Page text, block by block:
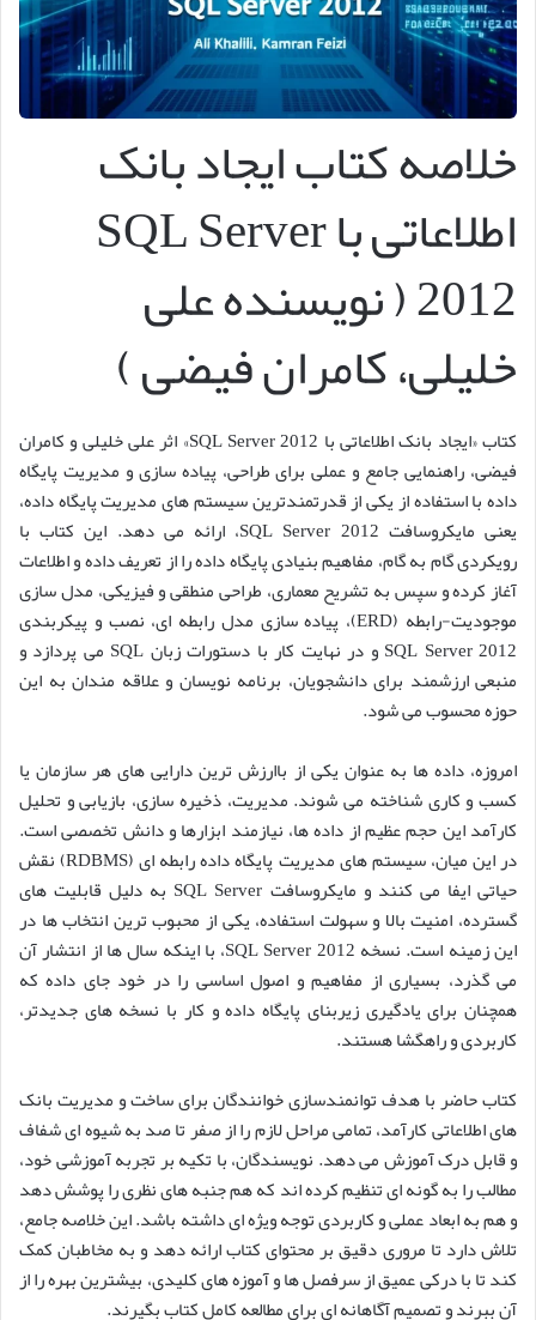
خلاصه کتاب ایجاد بانک
اطلاعاتی با SQL Server
2012 ( نویسنده علی
خلیلی، کامران فیضی )
کتاب «ایجاد بانک اطلاعاتی با SQL Server 2012» اثر علی خلیلی و کامران
فیضی، راهنمایی جامع و عملی برای طراحی، پیاده سازی و مدیریت پایگاه
داده با استفاده از یکی از قدرتمندترین سیستم های مدیریت پایگاه داده،
یعنی مایکروسافت SQL Server 2012، ارائه می دهد. این کتاب با
رویکردی گام به گام، مفاهیم بنیادی پایگاه داده را از تعریف داده و اطلاعات
آغاز کرده و سپس به تشریح معماری، طراحی منطقی و فیزیکی، مدل سازی
موجودیت-رابطه (ERD)، پیاده سازی مدل رابطه ای، نصب و پیکربندی
SQL Server 2012 و در نهایت کار با دستورات زبان SQL می پردازد و
منبعی ارزشمند برای دانشجویان، برنامه نویسان و علاقه مندان به این
حوزه محسوب می شود.
امروزه، داده ها به عنوان یکی از باارزش ترین دارایی های هر سازمان یا
کسب و کاری شناخته می شوند. مدیریت، ذخیره سازی، بازیابی و تحلیل
کارآمد این حجم عظیم از داده ها، نیازمند ابزارها و دانش تخصصی است.
در این میان، سیستم های مدیریت پایگاه داده رابطه ای (RDBMS) نقش
حیاتی ایفا می کنند و مایکروسافت SQL Server به دلیل قابلیت های
گسترده، امنیت بالا و سهولت استفاده، یکی از محبوب ترین انتخاب ها در
این زمینه است. نسخه SQL Server 2012، با اینکه سال ها از انتشار آن
می گذرد، بسیاری از مفاهیم و اصول اساسی را در خود جای داده که
همچنان برای یادگیری زیربنای پایگاه داده و کار با نسخه های جدیدتر،
کاربردی و راهگشا هستند.
کتاب حاضر با هدف توانمندسازی خوانندگان برای ساخت و مدیریت بانک
های اطلاعاتی کارآمد، تمامی مراحل لازم را از صفر تا صد به شیوه ای شفاف
و قابل درک آموزش می دهد. نویسندگان، با تکیه بر تجربه آموزشی خود،
مطالب را به گونه ای تنظیم کرده اند که هم جنبه های نظری را پوشش دهد
و هم به ابعاد عملی و کاربردی توجه ویژه ای داشته باشد. این خلاصه جامع،
تلاش دارد تا مروری دقیق بر محتوای کتاب ارائه دهد و به مخاطبان کمک
کند تا با درکی عمیق از سرفصل ها و آموزه های کلیدی، بیشترین بهره را از
آن ببرند و تصمیم آگاهانه ای برای مطالعه کامل کتاب بگیرند.